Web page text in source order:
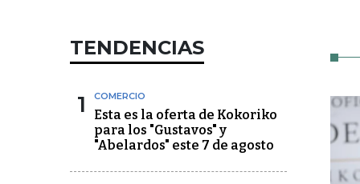
TENDENCIAS
1 COMERCIO
Esta es la oferta de Kokoriko
para los "Gustavos" y
"Abelardos" este 7 de agosto